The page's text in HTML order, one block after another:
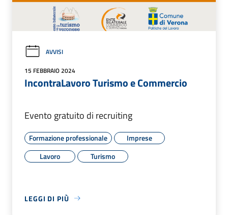
AVVISI
15 FEBBRAIO 2024
IncontraLavoro Turismo e Commercio
Evento gratuito di recruiting
Formazione professionale
Imprese
Lavoro
Turismo
LEGGI DI PIÙ